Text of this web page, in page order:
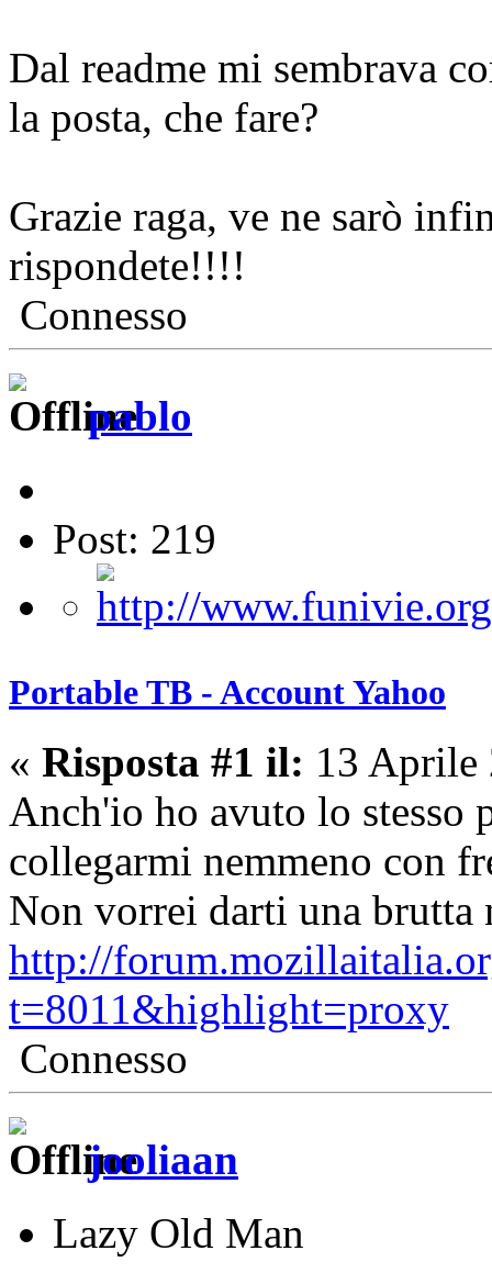
Dal readme mi sembrava
la posta, che fare?
Grazie raga, ve ne sarò
rispondete!!!!
Connesso
pablo
Post: 219
Portable TB - Account Yahoo
« Risposta #1 il: 13 Aprile
Anch'io ho avuto lo stesso
collegarmi nemmeno con
Non vorrei darti una brutta
http://
t=8011&highlight=proxy
Connesso
jooliaan
Lazy Old Man